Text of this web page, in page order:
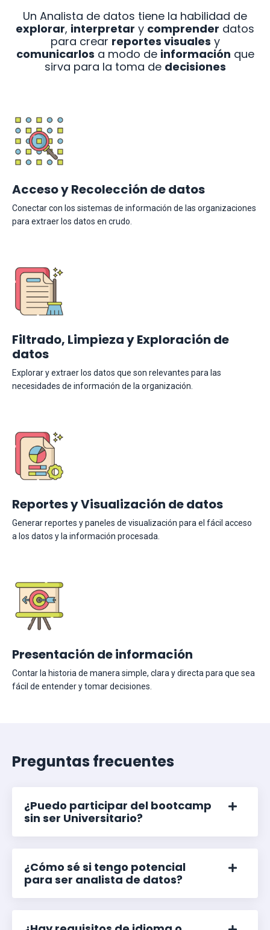
Un Analista de datos tiene la habilidad de
explorar, interpretar y comprender datos
para crear reportes visuales y
comunicarlos a modo de información que
sirva para la toma de decisiones
Acceso y Recolección de datos
Conectar con los sistemas de información de las organizaciones
para extraer los datos en crudo.
Filtrado, Limpieza y Exploración de
datos
Explorar y extraer los datos que son relevantes para las
necesidades de información de la organización.
Reportes y Visualización de datos
Generar reportes y paneles de visualización para el fácil acceso
a los datos y la información procesada.
Presentación de información
Contar la historia de manera simple, clara y directa para que sea
fácil de entender y tomar decisiones.
Preguntas frecuentes
¿Puedo participar del bootcamp
sin ser Universitario?
¿Cómo sé si tengo potencial
para ser analista de datos?